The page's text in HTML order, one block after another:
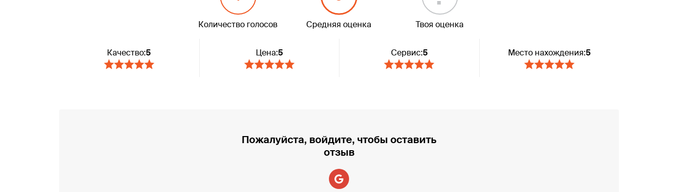
Количество голосов Средняя оценка Твоя оценка
Качество:5 Цена:5 Сервис:5 Место нахождения:5
Пожалуйста, войдите, чтобы оставить
отзыв